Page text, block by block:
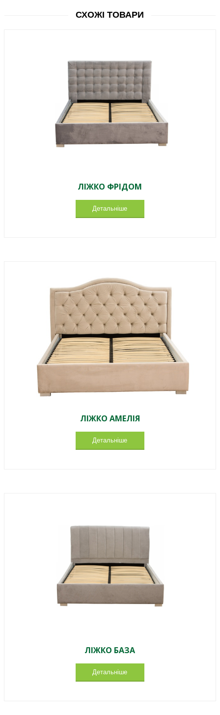
СХОЖІ ТОВАРИ
ЛІЖКО ФРІДОМ
Детальніше
ЛІЖКО АМЕЛІЯ
Детальніше
ЛІЖКО БАЗА
Детальніше